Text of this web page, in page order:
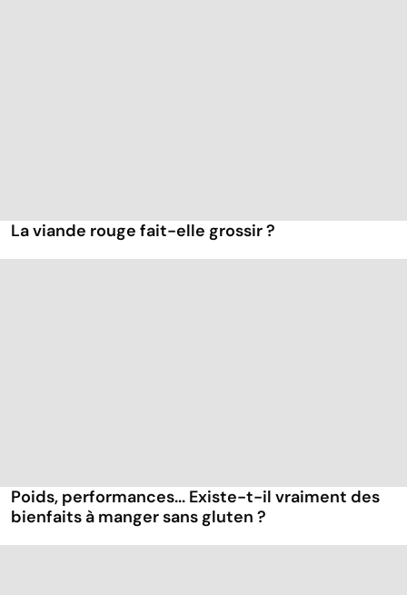
La viande rouge fait-elle grossir ?
Poids, performances... Existe-t-il vraiment des
bienfaits à manger sans gluten ?